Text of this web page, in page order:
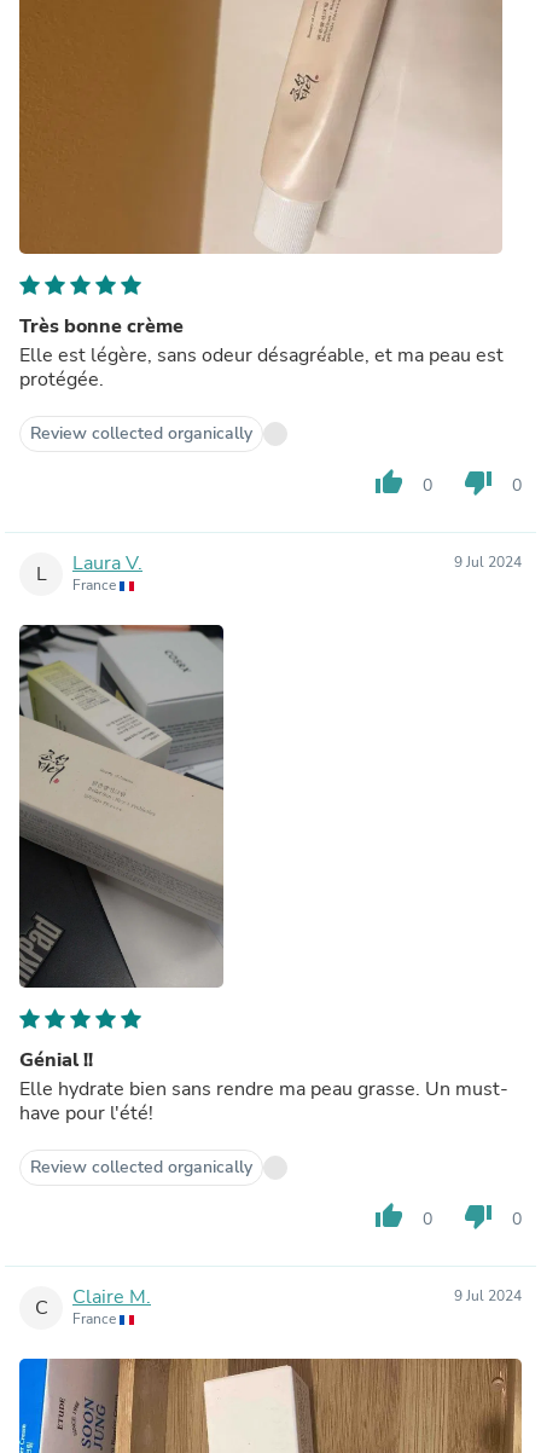
Très bonne crème
Elle est légère, sans odeur désagréable, et ma peau est
protégée.
Review collected organically
thumb_up 0 thumb_down 0
L Laura V.
France
9 Jul 2024
Génial !!
Elle hydrate bien sans rendre ma peau grasse. Un must-
have pour l'été!
Review collected organically
thumb_up 0 thumb_down 0
C Claire M.
France
9 Jul 2024